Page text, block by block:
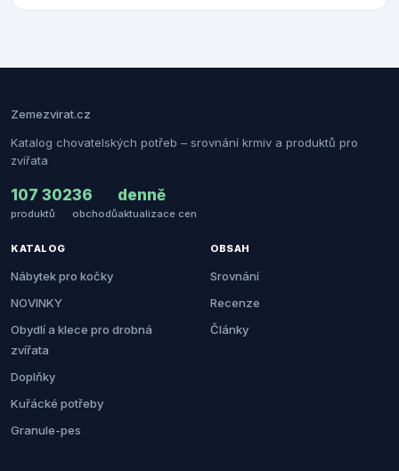
Zemezvirat.cz
Katalog chovatelských potřeb – srovnání krmiv a produktů pro
zvířata
107 302
produktů
36
obchodů
denně
aktualizace cen
KATALOG
Nábytek pro kočky
NOVINKY
Obydlí a klece pro drobná
zvířata
Doplňky
Kuřácké potřeby
Granule-pes
OBSAH
Srovnání
Recenze
Články